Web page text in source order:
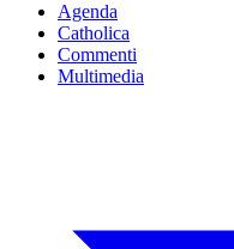
Agenda
Catholica
Commenti
Multimedia